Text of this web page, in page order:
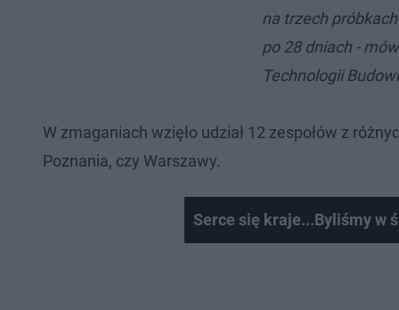
na trzech
po 28 dniach -
Technologii
W zmaganiach wzięło udział 12 zespołów z
Poznania, czy Warszawy.
Serce się kraje...Byliśmy w